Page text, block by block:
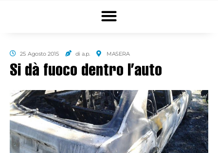
25 Agosto 2015 di a.p. MASERA
Si dà fuoco dentro l’auto